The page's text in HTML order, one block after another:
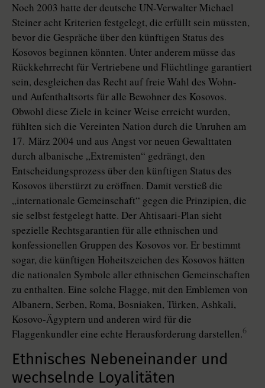
Noch 2003 hatte der deutsche UN-Verwalter Michael
Steiner acht Kriterien festgelegt, die erfüllt sein müssten,
bevor die Gespräche über den künftigen Status des
Kosovos beginnen könnten. Unter anderem müsse das
Rückkehrrecht für Vertriebene und Flüchtlinge garantiert
sein, desgleichen das Recht auf freie Wahl des Wohn-
und Aufenthaltsorts für alle Bewohner des Kosovos.
Obwohl diese Ziele in keiner Weise erreicht wurden,
fühlten sich die Vereinten Nation durch die Unruhen am
17. März 2004 und aus Angst vor neuen Gewalttaten
durch albanische „Extremisten“ gedrängt, den
Entscheidungsprozess über den künftigen Status des
Kosovos überstürzt zu eröffnen. Damit verstieß die
„internationale Gemeinschaft“ gegen die Prinzipien, die
sie selbst festgelegt hatte. Der Ahtisaari-Plan sieht
spezielle Rechtsgarantien für alle ethnischen und
konfessionellen Gruppen des Kosovos vor. Er bestimmt
sogar, die künftigen Hoheitszeichen des Kosovos hätten
die nationalen Symbole aller ethnischen Gemeinschaften
zu enthalten. Eine solche Flagge, mit den Emblemen von
Albanern, Serben, Roma, Bosniaken, Türken, Ashkali,
Kosovo-Ägyptern und anderen wird für die
Flaggenkundler eine echte Herausforderung darstellen.6
Ethnisches Nebeneinander und
wechselnde Loyalitäten